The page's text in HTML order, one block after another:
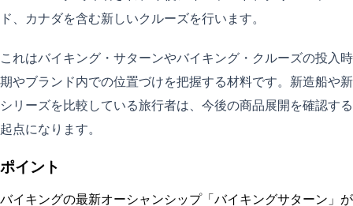
ド、カナダを含む新しいクルーズを行います。
これはバイキング・サターンやバイキング・クルーズの投入時
期やブランド内での位置づけを把握する材料です。新造船や新
シリーズを比較している旅行者は、今後の商品展開を確認する
起点になります。
ポイント
バイキングの最新オーシャンシップ「バイキングサターン」が